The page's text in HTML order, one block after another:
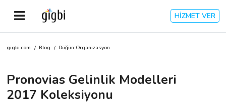
HİZMET VER
Anasayfa
Giriş Yap
gigbi.com / Blog / Düğün Organizasyon
Pronovias Gelinlik Modelleri
2017 Koleksiyonu